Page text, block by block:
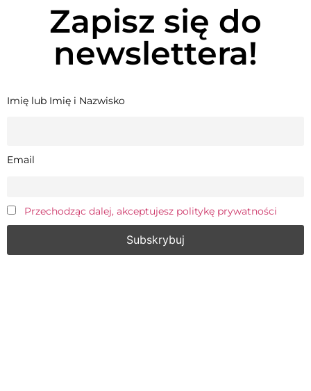
Zapisz się do
newslettera!
Imię lub Imię i Nazwisko
Email
Przechodząc dalej, akceptujesz politykę prywatności